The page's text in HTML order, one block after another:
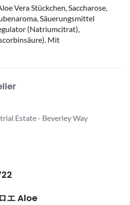
Vera Stückchen, Saccharose,
Säuerungsmittel
(Natriumcitrat),
Mit
Estate - Beverley Way
エ Aloe